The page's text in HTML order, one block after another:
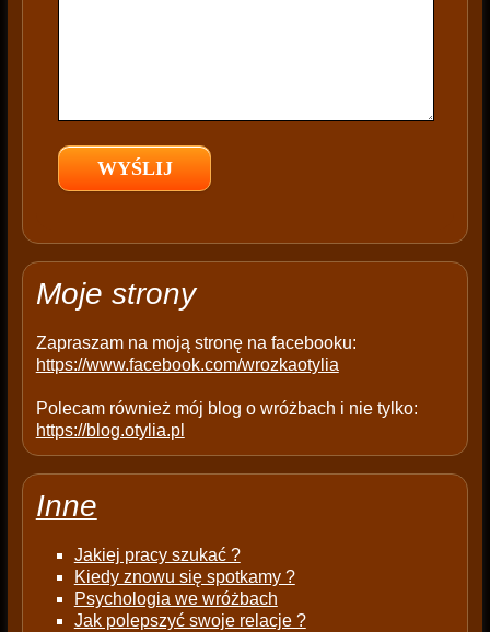
e
e
p
y
Moje strony
Zapraszam na moją stronę na facebooku:
https://www.facebook.com/wrozkaotylia
Polecam również mój blog o wróżbach i nie tylko:
https://blog.otylia.pl
Inne
Jakiej pracy szukać ?
Kiedy znowu się spotkamy ?
Psychologia we wróżbach
Jak polepszyć swoje relacje ?